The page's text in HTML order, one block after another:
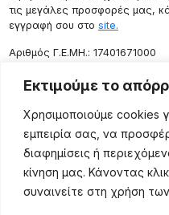
Εκτιμούμε το
Χρησιμοποιούμε cookies
εμπειρία σας, να
διαφημίσεις ή
κίνηση μας. Κάνοντας
συναινείτε στη χρήση
τις μεγάλες προσφορές μας,
εγγραφή σου στο site.
Aριθμός Γ.Ε.ΜΗ.: 17401671000
Επικοινωνία
Ρόδου 133, Αθήνα 10443
(+30) 211 725 5427
sales@lightingexpert.gr